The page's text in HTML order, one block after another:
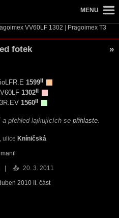
VV60LF 1302
Pragoimex T3
fotek »
1599
1302II
1560
a přehled lajkujících se přihlaste
ulice Kníničská
manil
📤 20. 3. 2011
2010 II. část
MENU